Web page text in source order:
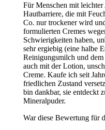
Für Menschen mit
Hautbarriere, die mit
Co. nur trockener wird
formulierten Cremes
Schwierigkeiten haben,
sehr ergiebig (eine halbe
Reinigungsmilch und
auch mit der Lotion,
Creme. Kaufe ich seit
friedlichen Zustand
bin dankbar, sie entdeckt
Mineralpuder.
War diese Bewertung für